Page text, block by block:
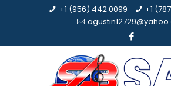
+1 (956) 442 0099
+1